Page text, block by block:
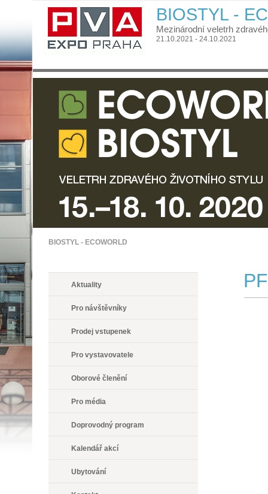
BIOSTYL -
Mezinárodní veletrh
21.10.2021 - 24.10.2021
BIOSTYL - ECOWORLD
Aktuality
Pro návštěvníky
Prodej vstupenek
Pro vystavovatele
Oborové členění
Pro média
Doprovodný program
Kalendář akcí
Ubytování